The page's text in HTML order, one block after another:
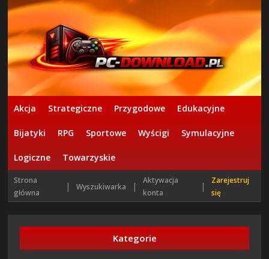
Akcja Strategiczne Przygodowe Edukacyjne
Bijatyki RPG Sportowe Wyścigi Symulacyjne
Logiczne Towarzyskie
Strona
główna
| Wyszukiwarka |
Aktywacja
konta
|
Zarejestruj
się
Kategorie